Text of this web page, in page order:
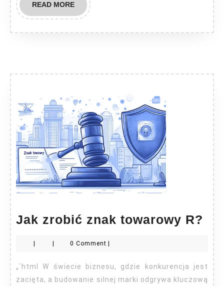
READ MOREREAD
MORE
Jak zrobić znak towarowy R?
R?
0 Comment
„`html W świecie biznesu, gdzie konkurencja jest
zacięta, a budowanie silnej marki odgrywa kluczową